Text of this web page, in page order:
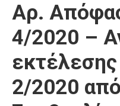
Αποφάσεις
Τηλέφωνα
Καιρός
Αρ.
4/2020 –
2/2020